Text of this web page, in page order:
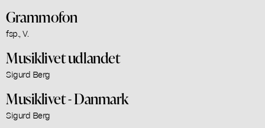
Grammofon
fsp., V.
Musiklivet udlandet
Sigurd Berg
Musiklivet - Danmark
Sigurd Berg